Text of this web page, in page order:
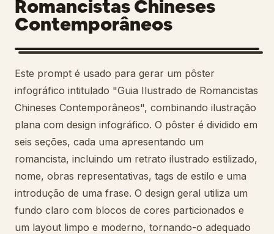
Habilidades
Prompts
Preços
Transferir
Blogue
Atualizações
Romancistas Chineses
Contemporâneos
Este prompt é usado para gerar um pôster
infográfico intitulado "Guia Ilustrado de Romancistas
Chineses Contemporâneos", combinando ilustração
plana com design infográfico. O pôster é dividido em
seis seções, cada uma apresentando um
romancista, incluindo um retrato ilustrado estilizado,
nome, obras representativas, tags de estilo e uma
introdução de uma frase. O design geral utiliza um
fundo claro com blocos de cores particionados e
um layout limpo e moderno, tornando-o adequado